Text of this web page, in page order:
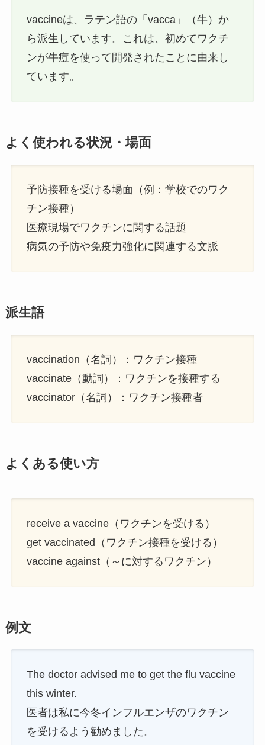
vaccineは、ラテン語の「vacca」（牛）か
ら派生しています。これは、初めてワクチ
ンが牛痘を使って開発されたことに由来し
ています。
よく使われる状況・場面
予防接種を受ける場面（例：学校でのワク
チン接種）
医療現場でワクチンに関する話題
病気の予防や免疫力強化に関連する文脈
派生語
vaccination（名詞）：ワクチン接種
vaccinate（動詞）：ワクチンを接種する
vaccinator（名詞）：ワクチン接種者
よくある使い方
receive a vaccine（ワクチンを受ける）
get vaccinated（ワクチン接種を受ける）
vaccine against（～に対するワクチン）
例文
The doctor advised me to get the flu vaccine
this winter.
医者は私に今冬インフルエンザのワクチン
を受けるよう勧めました。